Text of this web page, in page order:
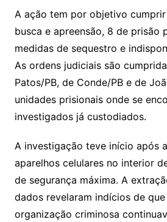
A ação tem por objetivo
busca e apreensão, 8 de prisão
medidas de sequestro e
As ordens judiciais são
Patos/PB, de Conde/PB e de
unidades prisionais onde se
investigados já custodiados.
A investigação teve início após
aparelhos celulares no interior
de segurança máxima. A
dados revelaram indícios de
organização criminosa